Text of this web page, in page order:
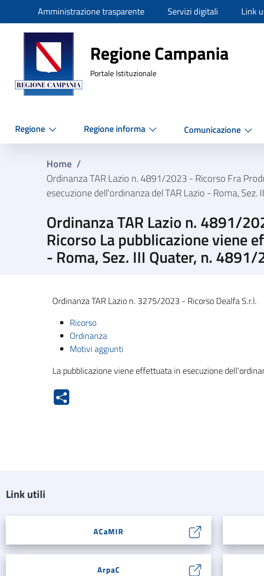
SlimAmministrazione trasparente Servizi digitali Link
Regione
Regione Campania
Portale Istituzionale
Regione Regione informa Comunicazione
Home /
Ordinanza TAR Lazio n. 4891/2023 - Ricorso Fra
esecuzione dell'ordinanza del TAR Lazio - Roma,
Ordinanza TAR Lazio n. 4891/
Ricorso La pubblicazione viene
- Roma, Sez. III Quater, n.
Ordinanza TAR Lazio n. 3275/2023 - Ricorso Dealfa S.r.l.
Ricorso
Ordinanza
Motivi aggiunti
La pubblicazione viene effettuata in esecuzione
Link utili
ACaMIR
ArpaC